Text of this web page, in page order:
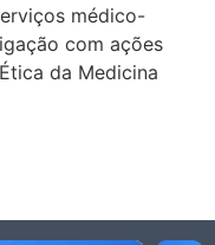
médico-
com ações
da Medicina